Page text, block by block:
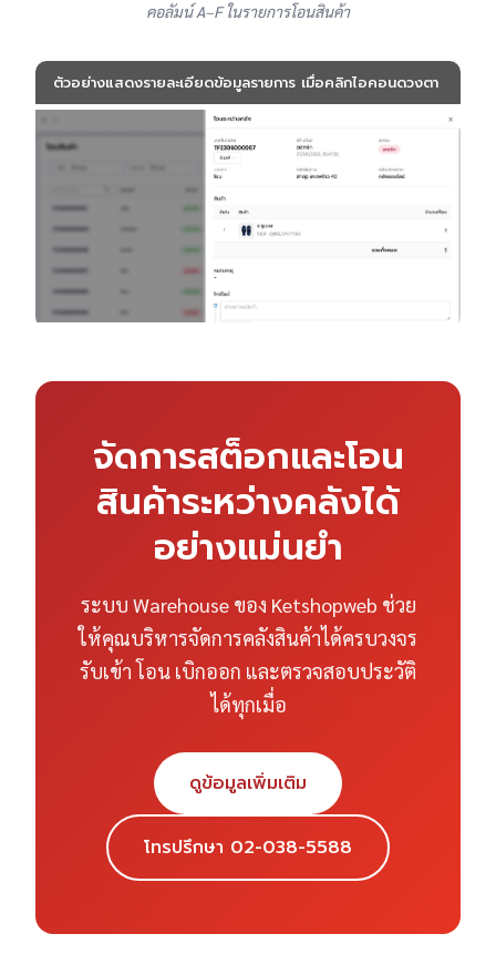
คอลัมน์ A–F ในรายการโอนสินค้า
ตัวอย่างแสดงรายละเอียดข้อมูลรายการ เมื่อคลิกไอคอนดวงตา
จัดการสต็อกและโอน
สินค้าระหว่างคลังได้
อย่างแม่นยำ
ระบบ Warehouse ของ Ketshopweb ช่วย
ให้คุณบริหารจัดการคลังสินค้าได้ครบวงจร
รับเข้า โอน เบิกออก และตรวจสอบประวัติ
ได้ทุกเมื่อ
ดูข้อมูลเพิ่มเติม
โทรปรึกษา 02-038-5588